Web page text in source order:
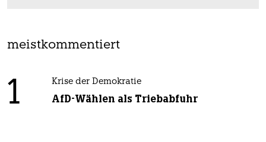
meistkommentiert
1 Krise der Demokratie
AfD-Wählen als Triebabfuhr